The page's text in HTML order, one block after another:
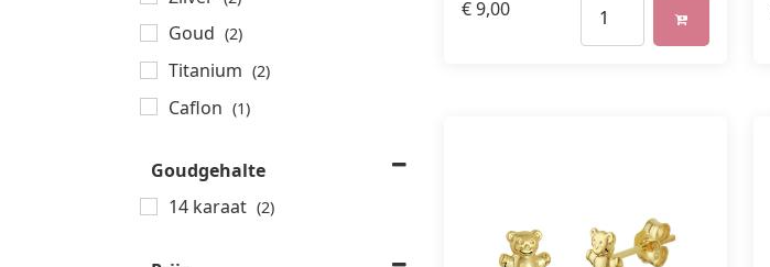
Goud (2)
Titanium (2)
Caflon (1)
Goudgehalte
14 karaat (2)
€9,00